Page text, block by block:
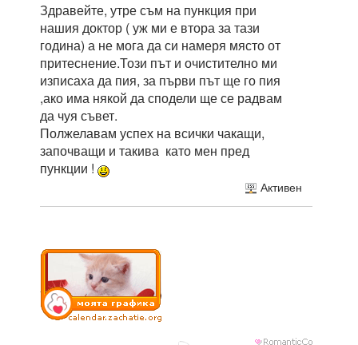
Здравейте, утре съм на пункция при
нашия доктор ( уж ми е втора за тази
година) а не мога да си намеря място от
притеснение.Този път и очистително ми
изписаха да пия, за първи път ще го пия
,ако има някой да сподели ще се радвам
да чуя съвет.
Полжелавам успех на всички чакащи,
започващи и такива като мен пред
пункции !
Активен